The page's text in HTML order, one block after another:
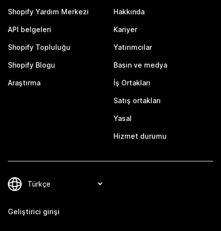
Shopify Yardım Merkezi
API belgeleri
Shopify Topluluğu
Shopify Blogu
Araştırma
Hakkında
Kariyer
Yatırımcılar
Basın ve medya
İş Ortakları
Satış ortakları
Yasal
Hizmet durumu
Geliştirici girişi